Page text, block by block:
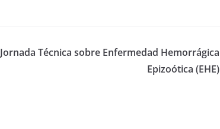
Jornada Técnica sobre Enfermedad Hemorrágica
Epizoótica (EHE)